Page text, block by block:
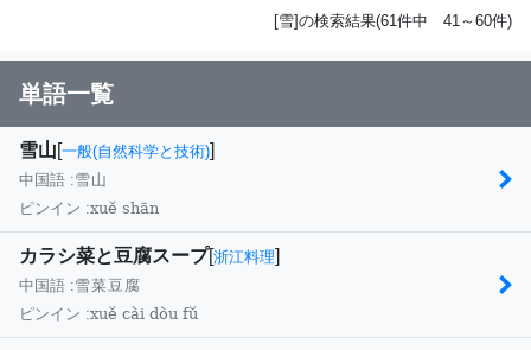
[雪]の検索結果(61件中 41～60件)
単語一覧
雪山[一般(自然科学と技術)]
中国語 :雪山
ピンイン :xuě shān
カラシ菜と豆腐スープ[浙江料理]
中国語 :雪菜豆腐
ピンイン :xuě cài dòu fǔ